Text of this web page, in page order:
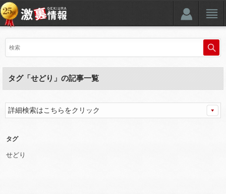
タグ「せどり」の記事一覧
詳細検索はこちらをクリック
タグ
せどり